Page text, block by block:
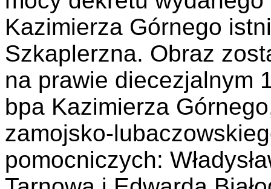
Kazimierza Górnego
Szkaplerzna. Obraz
na prawie diecezjalnym
bpa Kazimierza
zamojsko-
pomocniczych: